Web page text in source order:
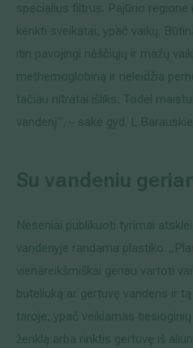
specialius filtrus. Pajūrio
kenkti sveikatai, ypač vaikų.
itin pavojingi nėščiųjų ir mažų
methemoglobiną ir neleidžia
tačiau nitratai išliks. Todėl
vandenį“, – sakė gyd.
Su vandeniu
Neseniai publikuoti tyrimai
vandenyje randama plastiko.
vienareikšmiškai geriau vartoti
buteliuką ar gertuvę vandens ir
taroje, ypač veikiamas
ženklą arba rinktis gertuvę iš